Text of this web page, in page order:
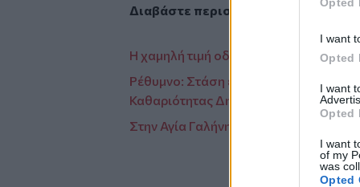
I want
Opted
I want
Opted
I want
of my
was
Opted
Διαβάστε περισσότερες ειδήσεις
Η χαμηλή τιμή οδήγησε, και στη
Ρέθυμνο: Στάση εργασίας και
Καθαριότητας Δημοσίων & Ιδιωτικών
Στην Αγία Γαλήνη, τέλη της δεκαετίας